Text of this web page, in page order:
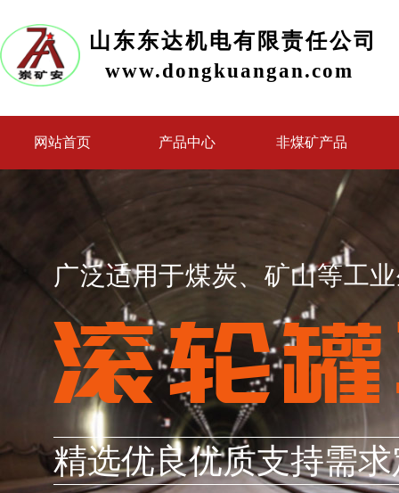
山东东达机电有限责任公司
www.dongkuangan.com
网站首页 产品中心 非煤矿产品
广泛适用于煤炭、矿山等工
精选优良优质支持需